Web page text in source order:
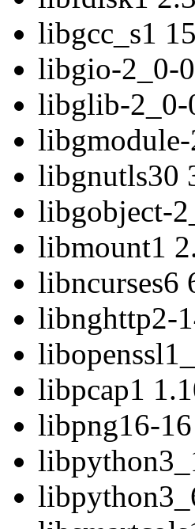
libgcc_s1
libgio-2_0-
libglib-2_0-
libgnutls30
libgobject-
libmount1
libncurses6
libnghttp2-
libpcap1
libpng16-